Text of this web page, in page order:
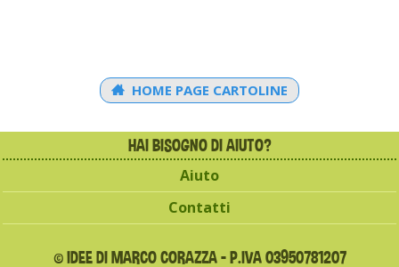
HOME PAGE CARTOLINE
HAI BISOGNO DI AIUTO?
Aiuto
Contatti
© IDEE DI MARCO CORAZZA - P.IVA 03950781207